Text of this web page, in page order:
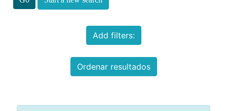
Add filters:
Ordenar resultados